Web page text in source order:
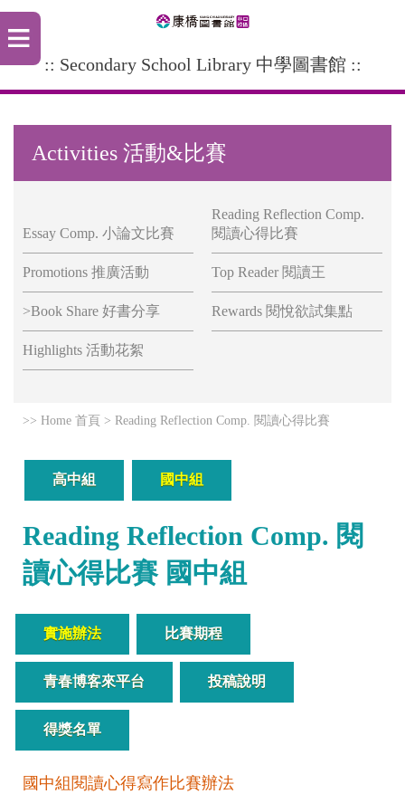
:: Secondary School Library 中學圖書館 ::
Activities 活動&比賽
Essay Comp. 小論文比賽
Reading Reflection Comp.
閱讀心得比賽
Promotions 推廣活動 Top Reader 閱讀王
>Book Share 好書分享 Rewards 閱悅欲試集點
Highlights 活動花絮
>> Home 首頁 > Reading Reflection Comp. 閱讀心得比賽
高中組 國中組
Reading Reflection Comp. 閱
讀心得比賽 國中組
實施辦法 比賽期程
青春博客來平台 投稿說明
得獎名單
國中組閱讀心得寫作比賽辦法